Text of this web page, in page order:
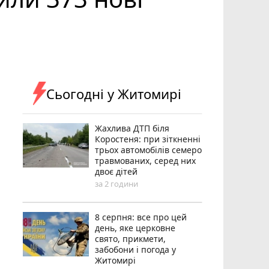
Сьогодні у Житомирі
Жахлива ДТП біля
Коростеня: при зіткненні
трьох автомобілів семеро
травмованих, серед них
двоє дітей
за 2 години
8 серпня: все про цей
день, яке церковне
свято, прикмети,
забобони і погода у
Житомирі